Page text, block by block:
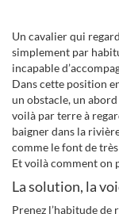
Un cavalier qui
simplement par
incapable
Dans cette position
un obstacle, un
voilà par terre à
baigner dans la
comme le font de
Et voilà comment on
La solution, la
Prenez l’habitude de